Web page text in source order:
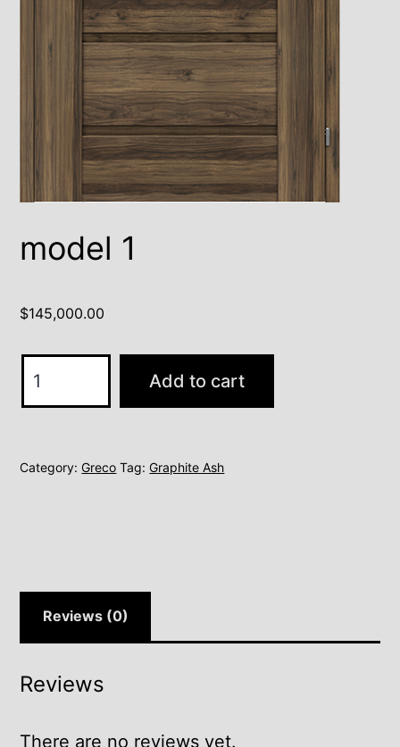
model 1
$145,000.00
Add to cart
Category:Greco Tag:Graphite Ash
Reviews (0)
Reviews
There are no reviews yet.